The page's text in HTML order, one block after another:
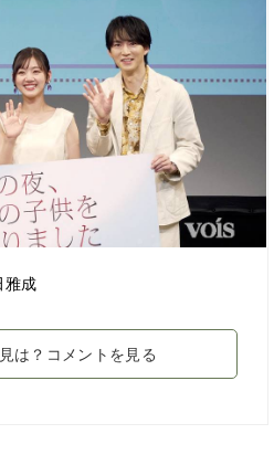
雅成
は？コメントを見る